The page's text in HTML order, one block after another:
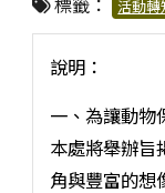
活動轉
說明：
一、為讓動物
本處將舉辦旨
角與豐富的想